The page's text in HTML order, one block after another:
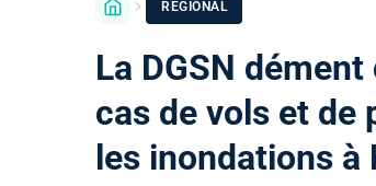
RÉGIONAL
La DGSN
cas de vols et de
les inondations à